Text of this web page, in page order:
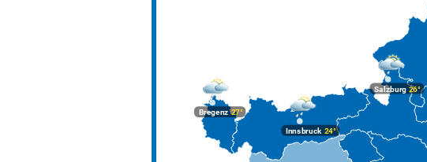
Bregenz27°
Innsbruck24°
Salzburg26°